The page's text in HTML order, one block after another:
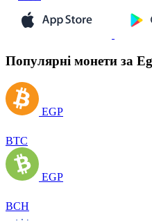
Популярні монети за
EGP
BTC
EGP
BCH